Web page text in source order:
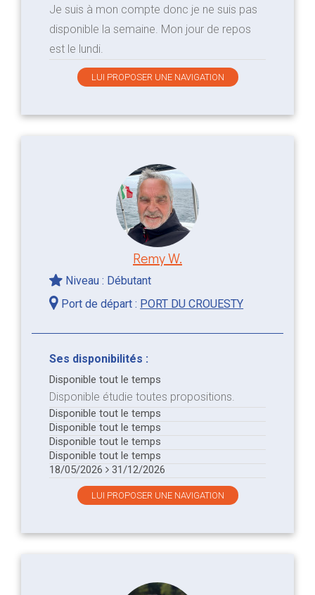
Je suis à mon compte donc je ne suis pas
disponible la semaine. Mon jour de repos
est le lundi.
LUI PROPOSER UNE NAVIGATION
Remy W.
Niveau : Débutant
Port de départ : PORT DU CROUESTY
Ses disponibilités :
Disponible tout le temps
Disponible étudie toutes propositions.
Disponible tout le temps
Disponible tout le temps
Disponible tout le temps
Disponible tout le temps
18/05/2026
31/12/2026
LUI PROPOSER UNE NAVIGATION